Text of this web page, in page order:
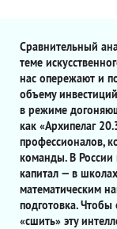
Сравнительный
теме
нас опережают и
объему
в режиме
как «Архипелаг
профессионалов,
команды. В России
капитал — в
математическим
подготовка.
«сшить» эту